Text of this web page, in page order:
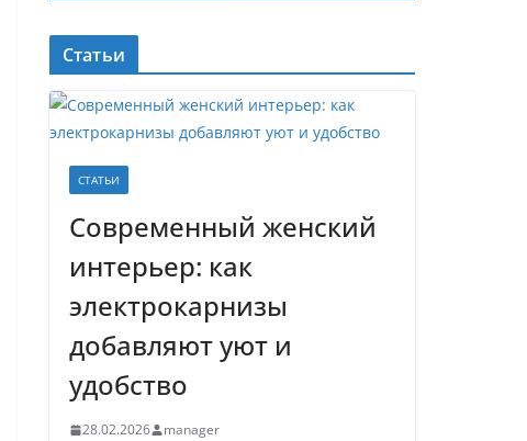
Статьи
СТАТЬИ
Современный женский
интерьер: как
электрокарнизы
добавляют уют и
удобство
28.02.2026 manager